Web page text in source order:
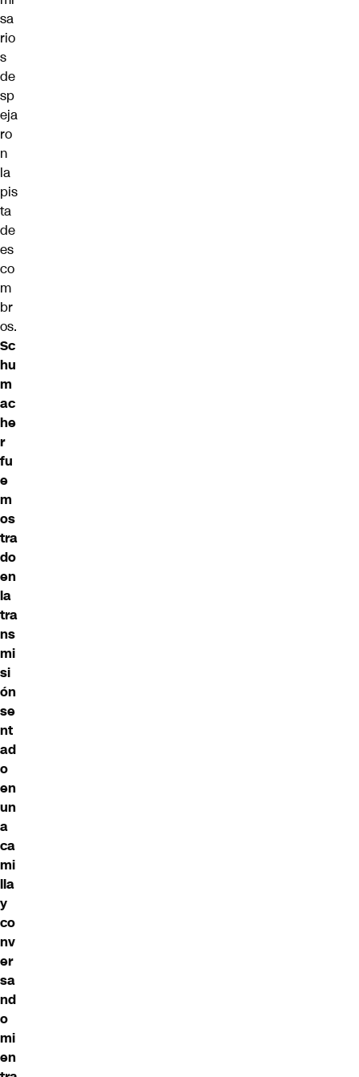
sa
rio
s
de
sp
eja
ro
n
la
pis
ta
de
es
co
m
br
os.
Sc
hu
m
ac
he
r
fu
e
m
os
tra
do
en
la
tra
ns
mi
si
ón
se
nt
ad
o
en
un
a
ca
mi
lla
y
co
nv
er
sa
nd
o
mi
en